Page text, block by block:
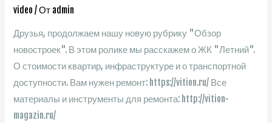
video / От admin
Друзья, продолжаем нашу новую рубрику "Обзор
новостроек". В этом ролике мы расскажем о ЖК "Летний".
О стоимости квартир, инфраструктуре и о транспортной
доступности. Вам нужен ремонт: https://vition.ru/ Все
материалы и инструменты для ремонта: http://vition-
magazin.ru/